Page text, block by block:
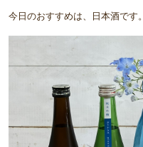
今日のおすすめは、日本酒です。